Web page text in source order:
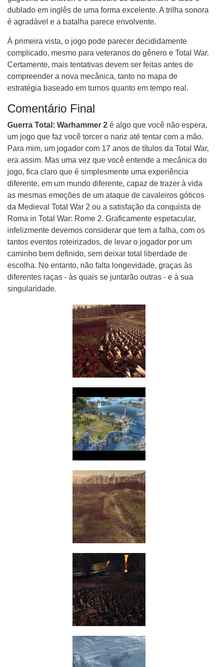
dublado em inglês de uma forma excelente. A trilha sonora
é agradável e a batalha parece envolvente.
À primeira vista, o jogo pode parecer decididamente
complicado, mesmo para veteranos do gênero e Total War.
Certamente, mais tentativas devem ser feitas antes de
compreender a nova mecânica, tanto no mapa de
estratégia baseado em turnos quanto em tempo real.
Comentário Final
Guerra Total: Warhammer 2 é algo que você não espera,
um jogo que faz você torcer o nariz até tentar com a mão.
Para mim, um jogador com 17 anos de títulos da Total War,
era assim. Mas uma vez que você entende a mecânica do
jogo, fica claro que é simplesmente uma experiência
diferente, em um mundo diferente, capaz de trazer à vida
as mesmas emoções de um ataque de cavaleiros góticos
da Medieval Total War 2 ou a satisfação da conquista de
Roma in Total War: Rome 2. Graficamente espetacular,
infelizmente devemos considerar que tem a falha, com os
tantos eventos roteirizados, de levar o jogador por um
caminho bem definido, sem deixar total liberdade de
escolha. No entanto, não falta longevidade, graças às
diferentes raças - às quais se juntarão outras - e à sua
singularidade.